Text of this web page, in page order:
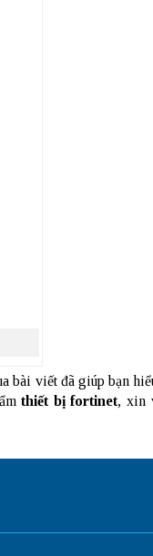
bài viết đã giúp bạn
thiết bị fortinet, xin